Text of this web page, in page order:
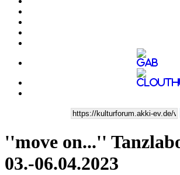
''move on...''
03.-06.04.2023